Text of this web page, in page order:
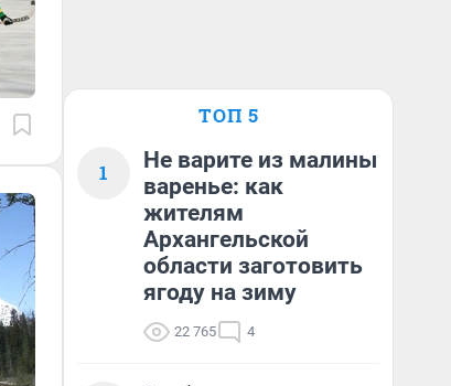
ТОП 5
1
Не варите из малины
варенье: как
жителям
Архангельской
области заготовить
ягоду на зиму
22 765 4